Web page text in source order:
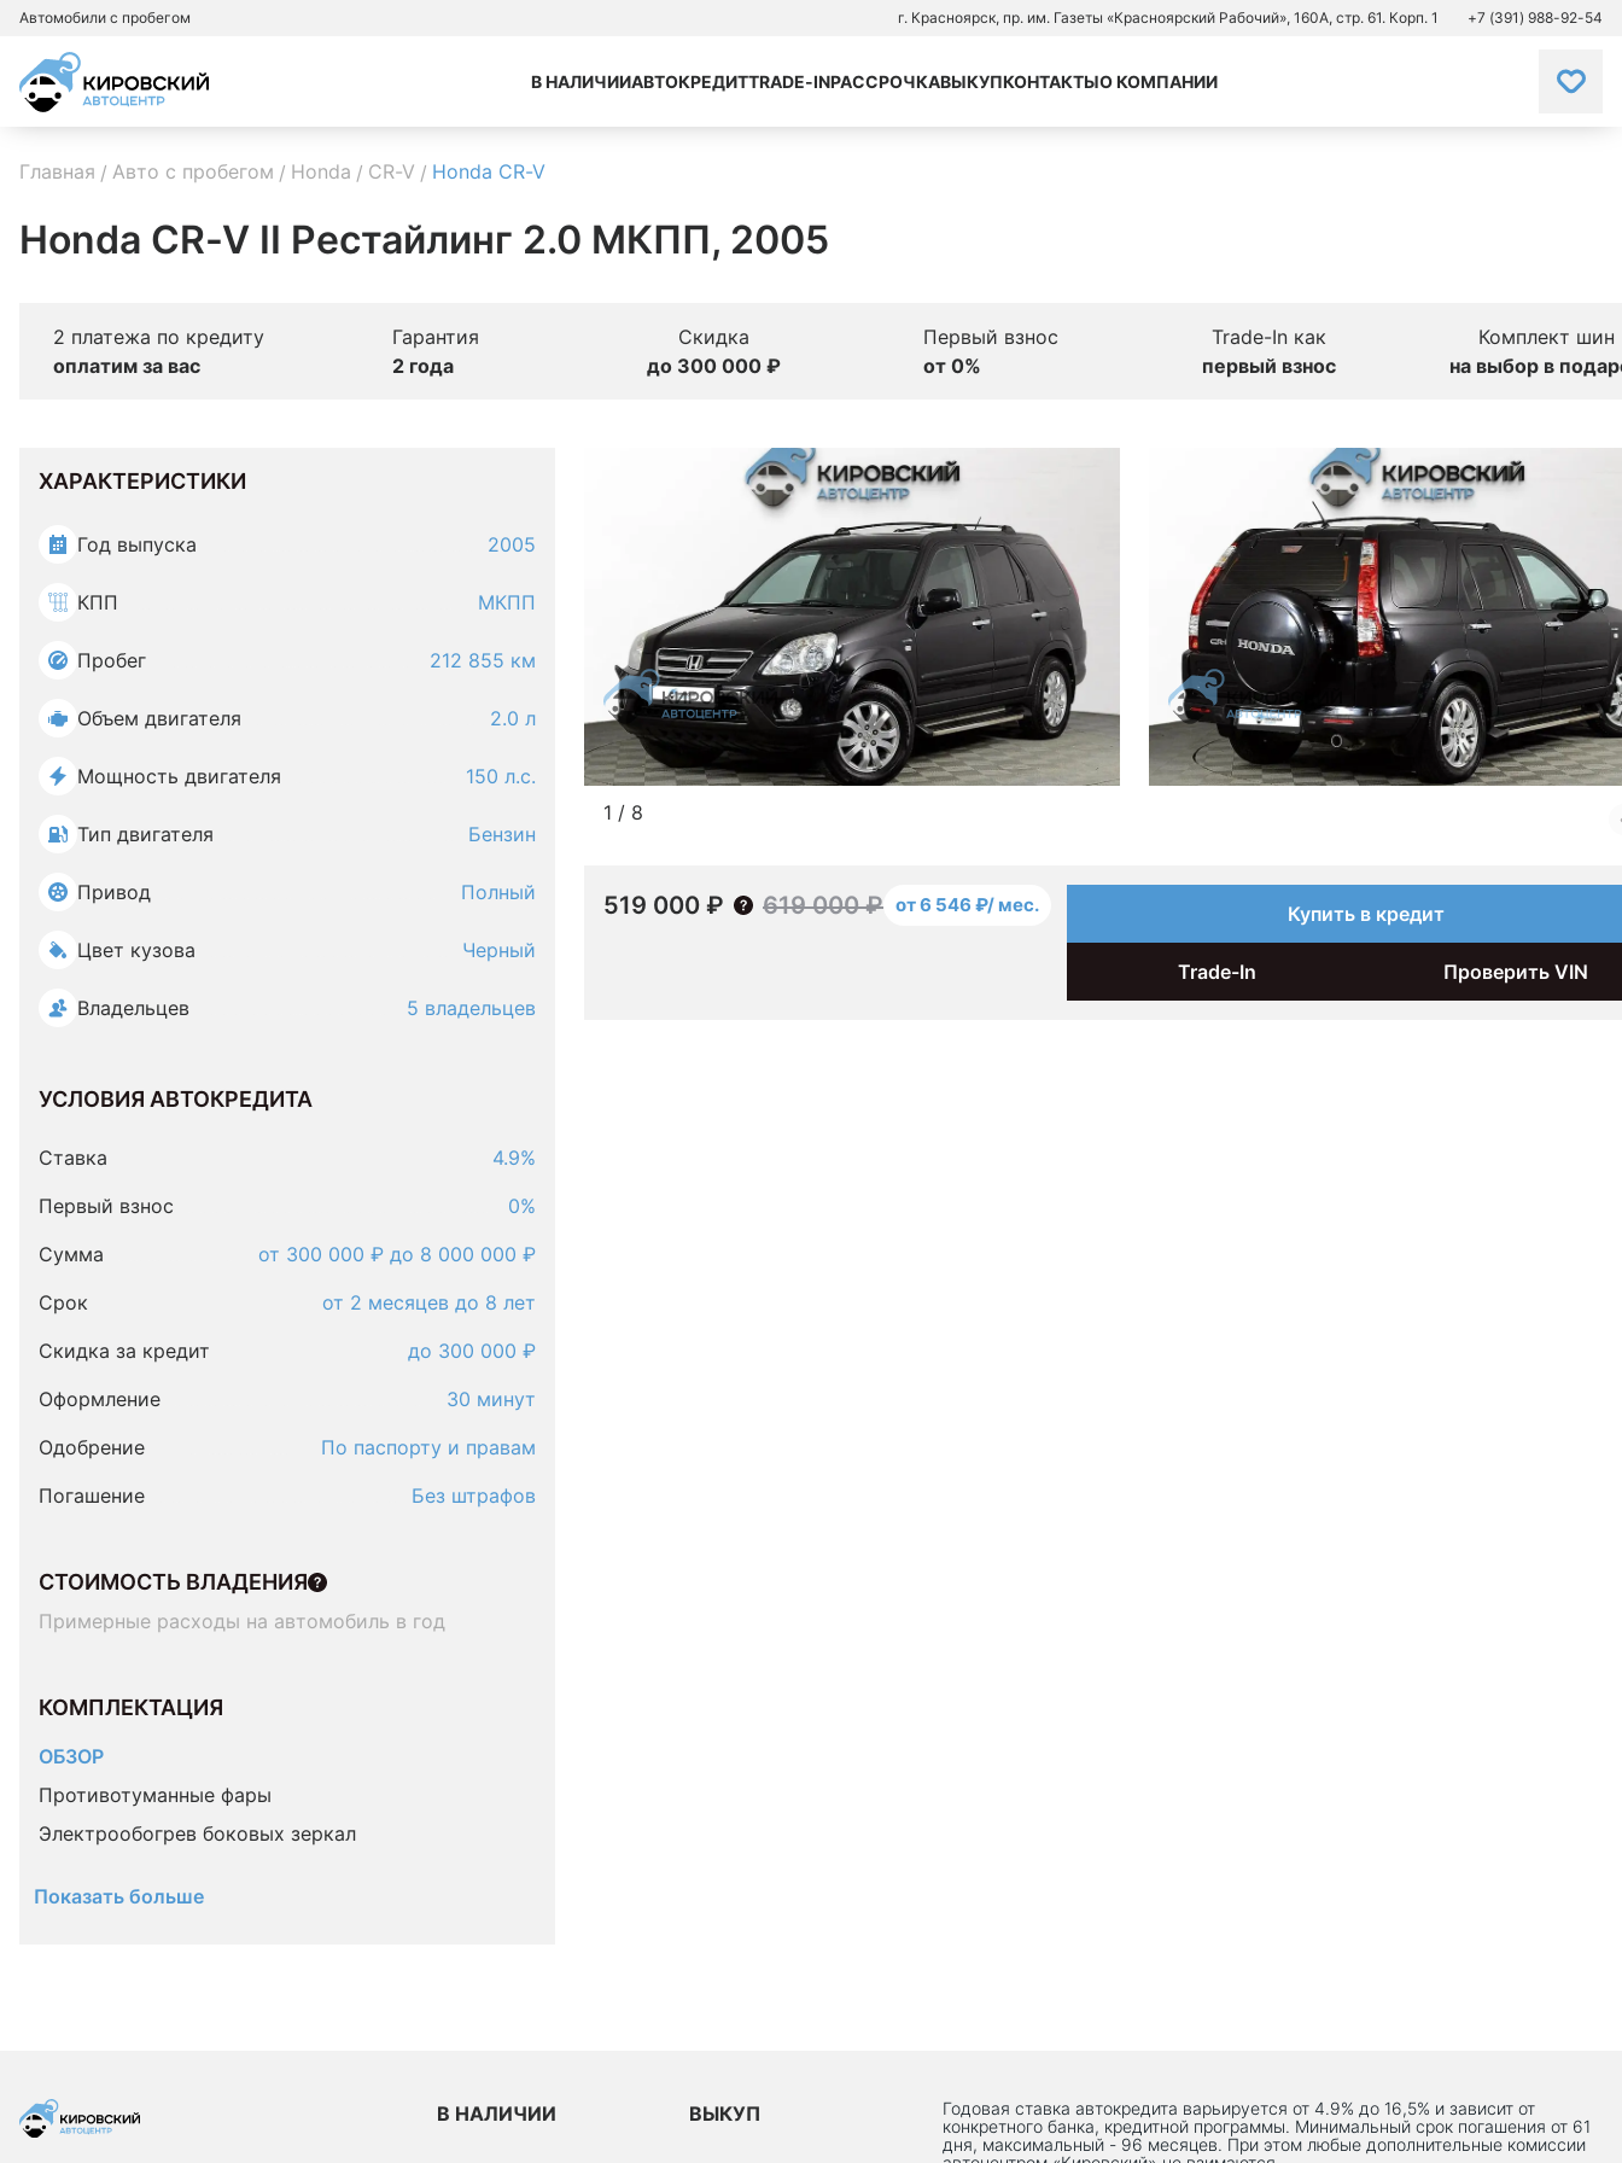
Автомобили с пробегом г. Красноярск, пр. им. Газеты «Красноярский Рабочий», 160А, стр. 61. Корп. 1 +7 (391) 988-92-54
В НАЛИЧИИАВТОКРЕДИТTRADE-INРАССРОЧКАВЫКУПКОНТАКТЫО КОМПАНИИ
Главная Авто с пробегом Honda CR-V Honda CR-V
Honda CR-V II Рестайлинг 2.0 МКПП, 2005
2 платежа по кредиту
оплатим за вас
Гарантия
2 года
Скидка
до 300 000 ₽
Первый взнос
от 0%
Trade-In как
первый взнос
Комплект шин
на выбор в
ХАРАКТЕРИСТИКИ
Год выпуска 2005
КПП МКПП
Пробег 212 855 км
Объем двигателя 2.0 л
Мощность двигателя 150 л.с.
Тип двигателя Бензин
Привод Полный
Цвет кузова Черный
Владельцев 5 владельцев
УСЛОВИЯ АВТОКРЕДИТА
Ставка
4.9%
Первый взнос
0%
Сумма
от 300 000 ₽ до 8 000 000 ₽
Срок
от 2 месяцев до 8 лет
Скидка за кредит
до 300 000 ₽
Оформление
30 минут
Одобрение
По паспорту и правам
Погашение
Без штрафов
СТОИМОСТЬ ВЛАДЕНИЯ
Примерные расходы на автомобиль в год
КОМПЛЕКТАЦИЯ
ОБЗОР
Противотуманные фары
Электрообогрев боковых зеркал
Показать больше
1 / 8
519 000 ₽ 619 000 ₽ от 6 546 ₽/ мес. Купить в кредит
Trade-In Проверить VIN
В НАЛИЧИИ ВЫКУП
Годовая ставка автокредита варьируется от 4.9% до 16,5% и зависит от
конкретного банка, кредитной программы. Минимальный срок погашения от 61
дня, максимальный - 96 месяцев. При этом любые дополнительные комиссии